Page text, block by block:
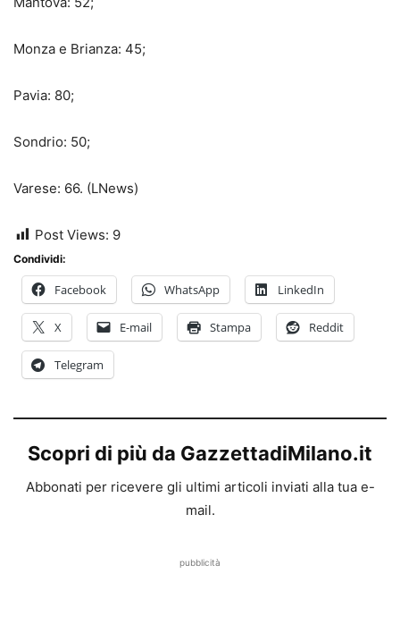
Monza e Brianza: 45;
Pavia: 80;
Sondrio: 50;
Varese: 66. (LNews)
Post Views: 9
Condividi:
Facebook WhatsApp LinkedIn
X E-mail Stampa Reddit
Telegram
Scopri di più da GazzettadiMilano.it
Abbonati per ricevere gli ultimi articoli inviati alla tua e-
mail.
pubblicità